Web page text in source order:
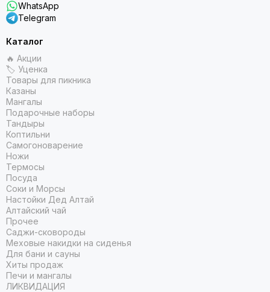
WhatsApp
Telegram
Каталог
🔥 Акции
🏷 Уценка
Товары для пикника
Казаны
Мангалы
Подарочные наборы
Тандыры
Коптильни
Самогоноварение
Ножи
Термосы
Посуда
Соки и Морсы
Настойки Дед Алтай
Алтайский чай
Прочее
Саджи-сковороды
Меховые накидки на сиденья
Для бани и сауны
Хиты продаж
Печи и мангалы
ЛИКВИДАЦИЯ